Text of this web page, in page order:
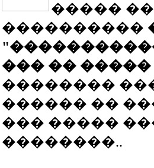
�����
����������
��� �� �����
��������
������ ��
��� �����
��������..